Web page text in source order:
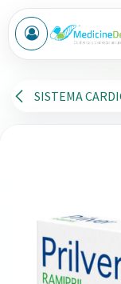
Ir al contenido
SISTEMA